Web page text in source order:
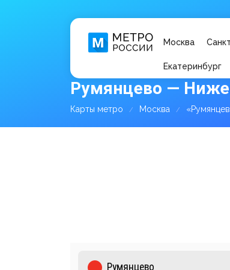
Москва
Екатеринбург
Румянцево —
Карты метро Москва